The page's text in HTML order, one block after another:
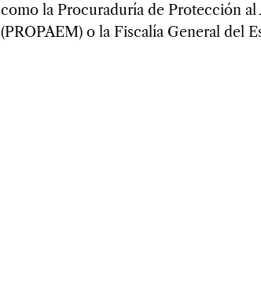
como la Procuraduría de Protección
(PROPAEM) o la Fiscalía General del